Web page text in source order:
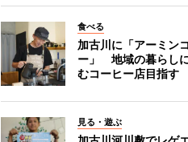
食べる
加古川に「アーミン
ー」 地域の暮らし
むコーヒー店目指す
見る・遊ぶ